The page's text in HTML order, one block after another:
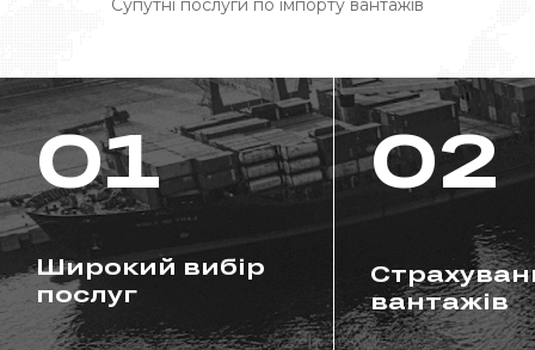
Супутні послуги по імпорту вантажів
01
Широкий вибір
послуг
02
вантажів